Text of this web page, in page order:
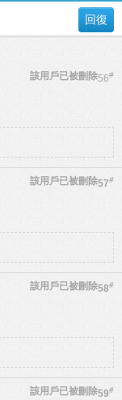
回復
56#
該用戶已被刪除
57#
該用戶已被刪除
58#
該用戶已被刪除
59#
該用戶已被刪除